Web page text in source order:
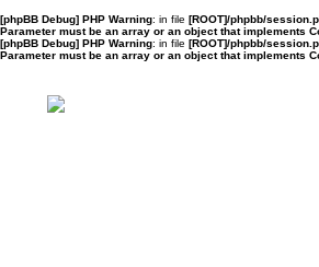
[phpBB Debug] PHP Warning: in file [ROOT]/phpbb/
Parameter must be an array or an object that implements
[phpBB Debug] PHP Warning: in file [ROOT]/phpbb/
Parameter must be an array or an object that implements